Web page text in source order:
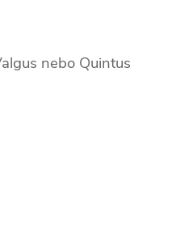
nebo Quintus